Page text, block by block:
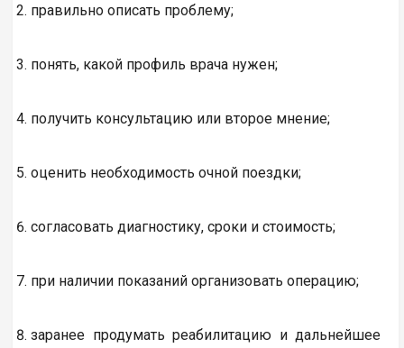
правильно описать проблему;
понять, какой профиль врача нужен;
получить консультацию или второе мнение;
оценить необходимость очной поездки;
согласовать диагностику, сроки и стоимость;
при наличии показаний организовать операцию;
заранее продумать реабилитацию и дальнейшее